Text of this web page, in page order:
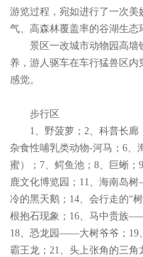
游览过程，宛如进行了一次美
气、高森林覆盖率的谷湖生态
景区一改城市动物园高墙
养，游人驱车在车行猛兽区内
感觉。
步行区
1、野菠萝；2、科普长廊
杂食性哺乳类动物-河马；6
蜜）；7、鳄鱼池；8、巨蜥
鹿文化博览园；11、海南岛
冷的黑天鹅；14、会行走的
根抱石现象；16、马中贵族
18、恐龙园——大树爷爷；19
霸王龙；21、头上张角的三